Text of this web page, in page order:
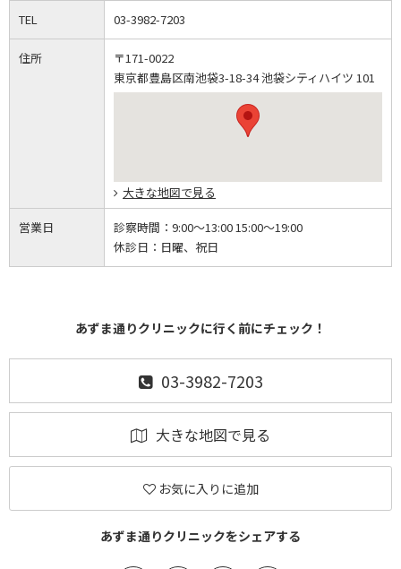
TEL 03-3982-7203
住所
〒171-0022
東京都豊島区南池袋3-18-34 池袋シティハイツ 101
大きな地図で見る
営業日 診察時間： 9:00～13:00 15:00～19:00
休診日： 日曜、祝日
あずま通りクリニックに行く前にチェック！
03-3982-7203
大きな地図で見る
お気に入りに追加
あずま通りクリニックをシェアする